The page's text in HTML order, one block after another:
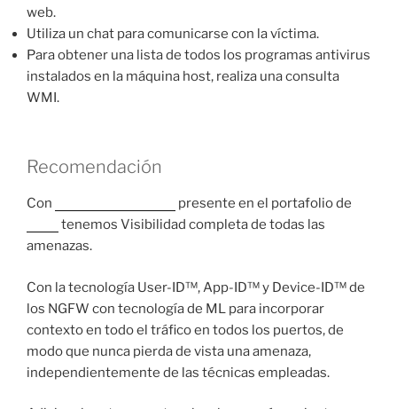
web.
Utiliza un chat para comunicarse con la víctima.
Para obtener una lista de todos los programas antivirus
instalados en la máquina host, realiza una consulta
WMI.
Recomendación
Con
presente en el portafolio de
tenemos Visibilidad completa de todas las
amenazas.
Con la tecnología User-ID™, App-ID™ y Device-ID™ de
los NGFW con tecnología de ML para incorporar
contexto en todo el tráfico en todos los puertos, de
modo que nunca pierda de vista una amenaza,
independientemente de las técnicas empleadas.